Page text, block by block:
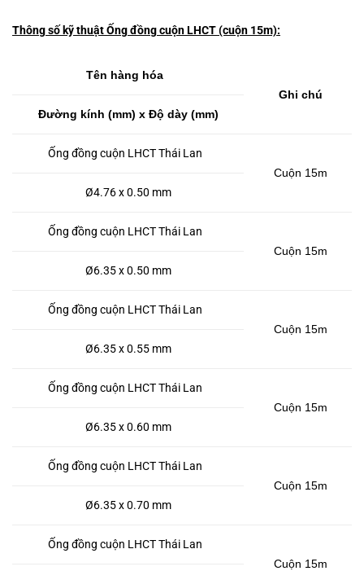
Thông số kỹ thuật Ống đồng cuộn LHCT (cuộn 15m):
Tên hàng hóa
Ghi chú
Đường kính (mm) x Độ dày (mm)
Ống đồng cuộn LHCT Thái Lan
Cuộn 15m
Ø4.76 x 0.50 mm
Ống đồng cuộn LHCT Thái Lan
Cuộn 15m
Ø6.35 x 0.50 mm
Ống đồng cuộn LHCT Thái Lan
Cuộn 15m
Ø6.35 x 0.55 mm
Ống đồng cuộn LHCT Thái Lan
Cuộn 15m
Ø6.35 x 0.60 mm
Ống đồng cuộn LHCT Thái Lan
Cuộn 15m
Ø6.35 x 0.70 mm
Ống đồng cuộn LHCT Thái Lan
Cuộn 15m